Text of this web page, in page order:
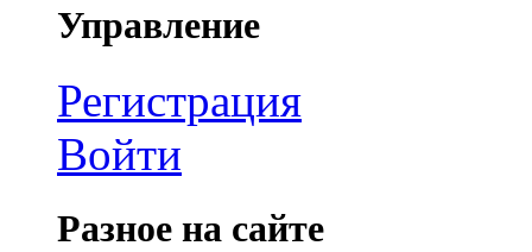
Управление
Регистрация
Войти
Разное на сайте